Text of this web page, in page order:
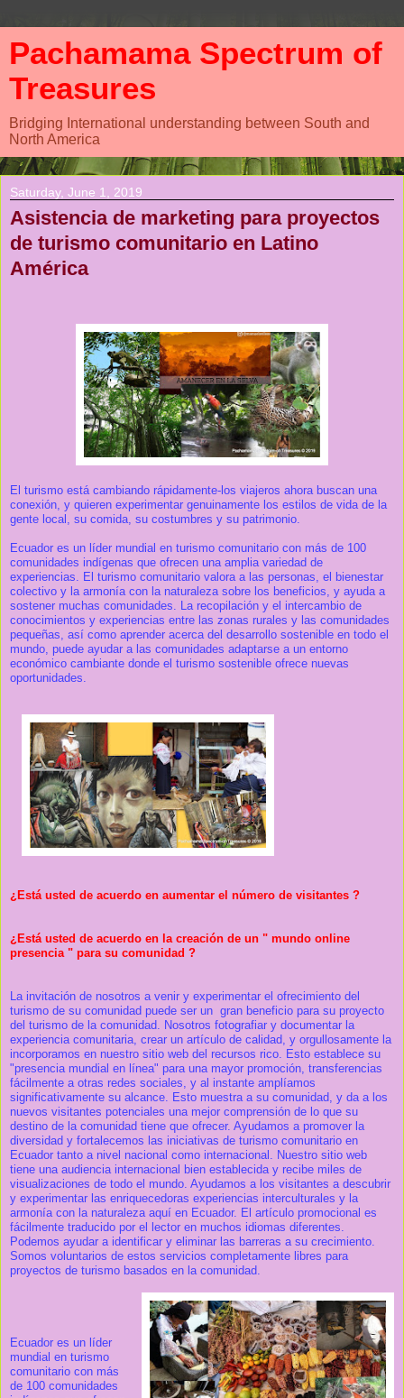
Pachamama Spectrum of
Treasures
Bridging International understanding between South and
North America
Saturday, June 1, 2019
Asistencia de marketing para proyectos
de turismo comunitario en Latino
América
El turismo está cambiando rápidamente-los viajeros ahora buscan una
conexión, y quieren experimentar genuinamente los estilos de vida de la
gente local, su comida, su costumbres y su patrimonio.
Ecuador es un líder mundial en turismo comunitario con más de 100
comunidades indígenas que ofrecen una amplia variedad de
experiencias. El turismo comunitario valora a las personas, el bienestar
colectivo y la armonía con la naturaleza sobre los beneficios, y ayuda a
sostener muchas comunidades. La recopilación y el intercambio de
conocimientos y experiencias entre las zonas rurales y las comunidades
pequeñas, así como aprender acerca del desarrollo sostenible en todo el
mundo, puede ayudar a las comunidades adaptarse a un entorno
económico cambiante donde el turismo sostenible ofrece nuevas
oportunidades.
¿Está usted de acuerdo en aumentar el número de visitantes ?
¿Está usted de acuerdo en la creación de un " mundo online
presencia " para su comunidad ?
La invitación de nosotros a venir y experimentar el ofrecimiento del
turismo de su comunidad puede ser un gran beneficio para su proyecto
del turismo de la comunidad. Nosotros fotografiar y documentar la
experiencia comunitaria, crear un artículo de calidad, y orgullosamente la
incorporamos en nuestro sitio web del recursos rico. Esto establece su
"presencia mundial en línea" para una mayor promoción, transferencias
fácilmente a otras redes sociales, y al instante amplíamos
significativamente su alcance. Esto muestra a su comunidad, y da a los
nuevos visitantes potenciales una mejor comprensión de lo que su
destino de la comunidad tiene que ofrecer. Ayudamos a promover la
diversidad y fortalecemos las iniciativas de turismo comunitario en
Ecuador tanto a nivel nacional como internacional. Nuestro sitio web
tiene una audiencia internacional bien establecida y recibe miles de
visualizaciones de todo el mundo. Ayudamos a los visitantes a descubrir
y experimentar las enriquecedoras experiencias interculturales y la
armonía con la naturaleza aquí en Ecuador. El artículo promocional es
fácilmente traducido por el lector en muchos idiomas diferentes.
Podemos ayudar a identificar y eliminar las barreras a su crecimiento.
Somos voluntarios de estos servicios completamente libres para
proyectos de turismo basados en la comunidad.
Ecuador es un líder
mundial en turismo
comunitario con más
de 100 comunidades